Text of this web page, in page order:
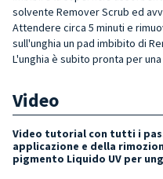
solvente Remover Scrub ed
Attendere circa 5 minuti e
sull'unghia un pad imbibito di
L'unghia è subito pronta per
Video
Video tutorial con tutti i
applicazione e della
pigmento Liquido UV per